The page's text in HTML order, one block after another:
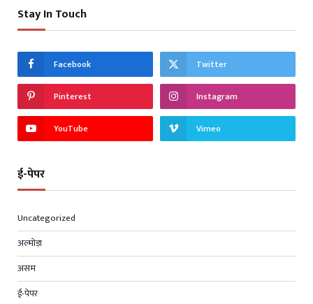
Stay In Touch
Facebook Twitter
Pinterest Instagram
YouTube Vimeo
ई-पेपर
Uncategorized
अल्मोड़ा
असम
ई-पेपर